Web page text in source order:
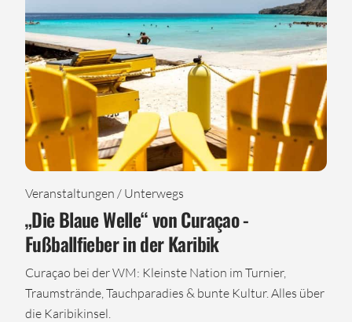
Veranstaltungen / Unterwegs
„Die Blaue Welle“ von Curaçao -
Fußballfieber in der Karibik
Curaçao bei der WM: Kleinste Nation im Turnier,
Traumstrände, Tauchparadies & bunte Kultur. Alles über
die Karibikinsel.